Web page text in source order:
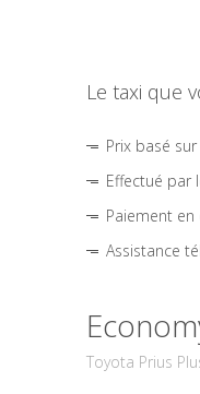
Le taxi que
Prix basé
Effectué par
Paiement
Assistance
Toyota Prius